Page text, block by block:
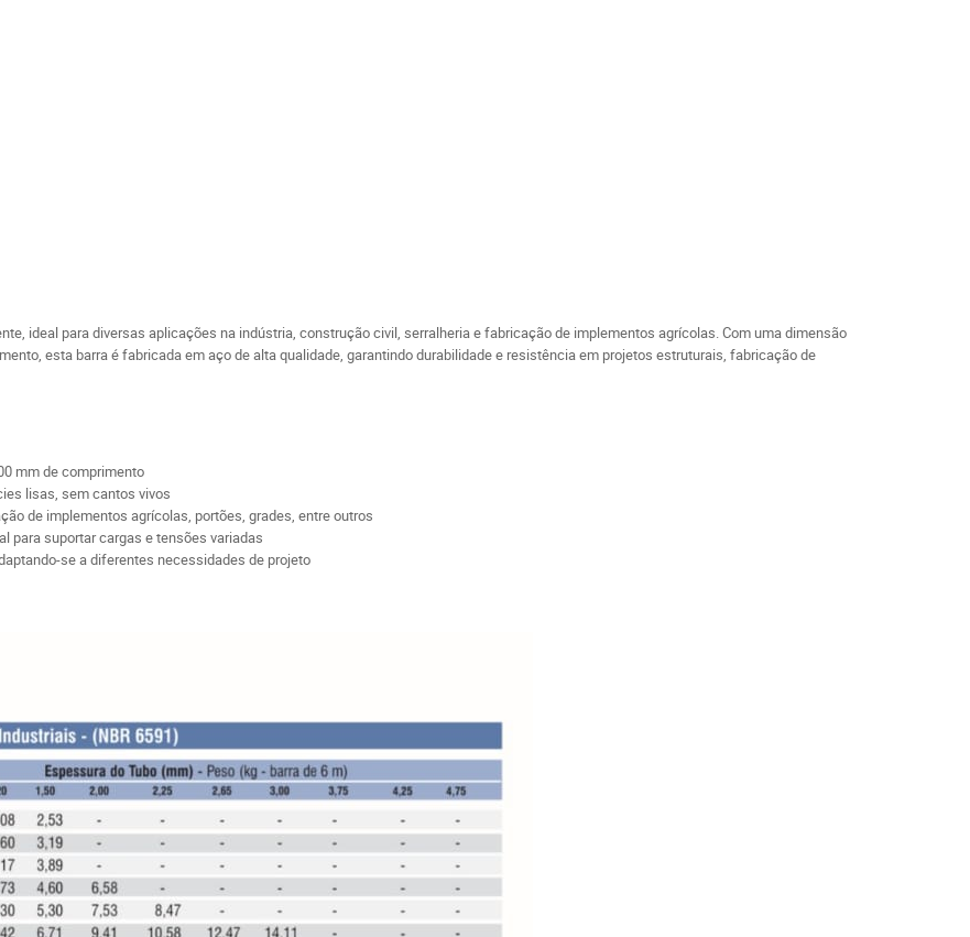
ideal para diversas aplicações na indústria, construção civil, serralheria e fabricação de implementos agrícolas. Com uma dimensão
esta barra é fabricada em aço de alta qualidade, garantindo durabilidade e resistência em projetos estruturais, fabricação de
mm de comprimento
lisas, sem cantos vivos
de implementos agrícolas, portões, grades, entre outros
para suportar cargas e tensões variadas
se a diferentes necessidades de projeto